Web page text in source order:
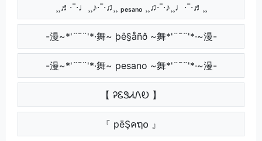
¸¸♬·¯·♩¸¸♪·¯·♫¸¸ ₚₑₛₐₙₒ ¸¸♫·¯·♪¸¸♩·¯·♬¸¸
-漫~*'¨¯¨'*·舞~ þê§åñð ~舞*'¨¯¨'*·~漫-
-漫~*'¨¯¨'*·舞~ pesano ~舞*'¨¯¨'*·~漫-
【 ᎮᏋᏕᏗᏁᎧ 】
『 pēŞคຖ໐ 』